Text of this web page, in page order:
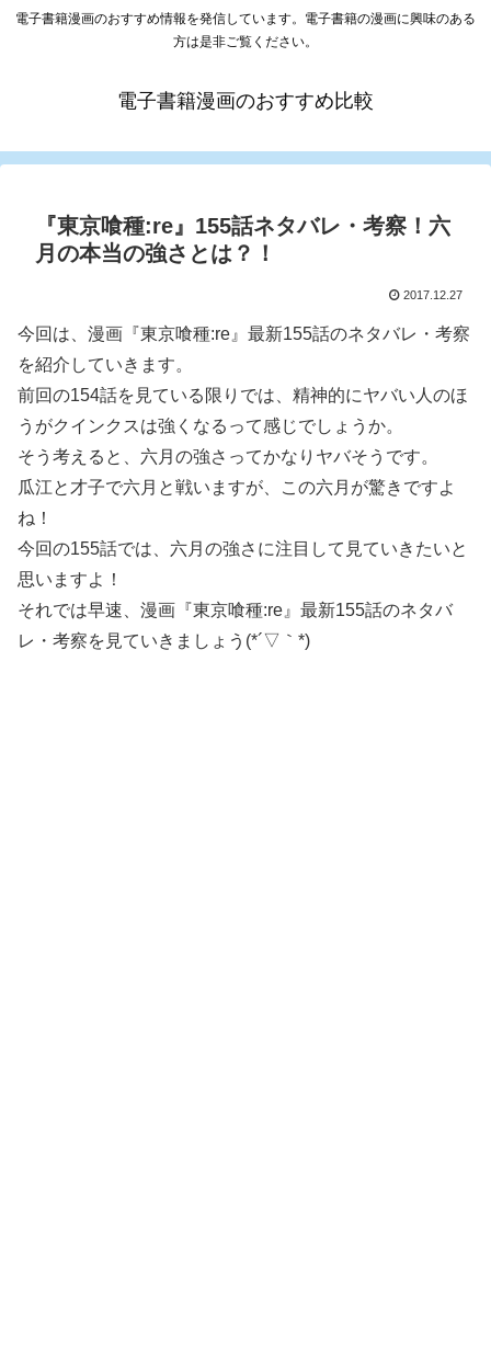
電子書籍漫画のおすすめ情報を発信しています。電子書籍の漫画に興味のある
方は是非ご覧ください。
電子書籍漫画のおすすめ比較
『東京喰種:re』155話ネタバレ・考察！六
月の本当の強さとは？！
2017.12.27
今回は、漫画『東京喰種:re』最新155話のネタバレ・考察
を紹介していきます。
前回の154話を見ている限りでは、精神的にヤバい人のほ
うがクインクスは強くなるって感じでしょうか。
そう考えると、六月の強さってかなりヤバそうです。
瓜江と才子で六月と戦いますが、この六月が驚きですよ
ね！
今回の155話では、六月の強さに注目して見ていきたいと
思いますよ！
それでは早速、漫画『東京喰種:re』最新155話のネタバ
レ・考察を見ていきましょう(*´▽｀*)